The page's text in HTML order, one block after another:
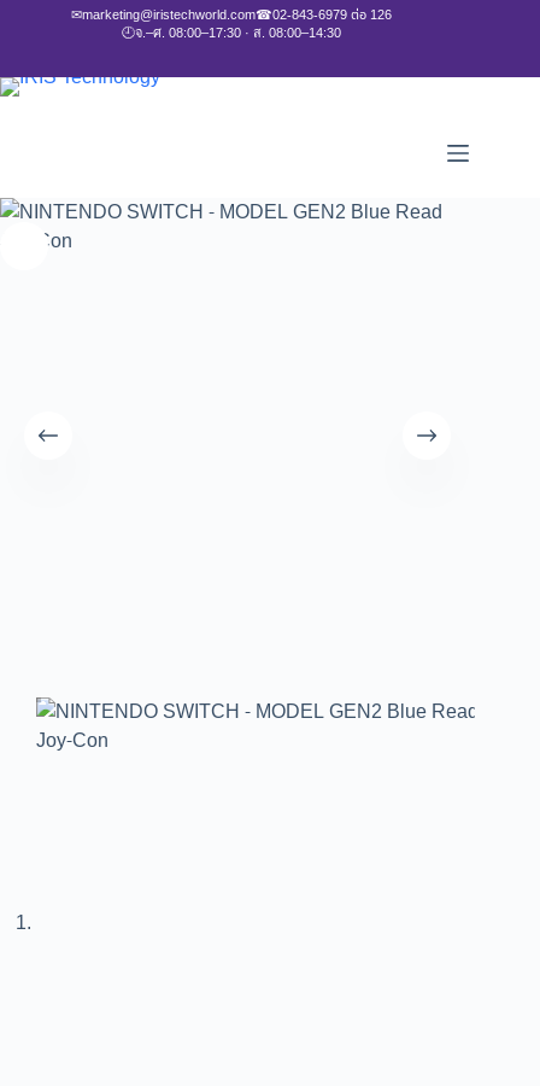
✉marketing@iristechworld.com☎02-843-6979 ต่อ 126
🕘จ.–ศ. 08:00–17:30 · ส. 08:00–14:30